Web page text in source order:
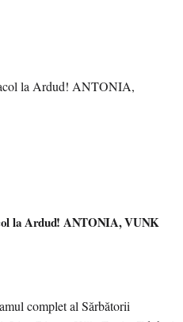
la Ardud! ANTONIA, VUNK